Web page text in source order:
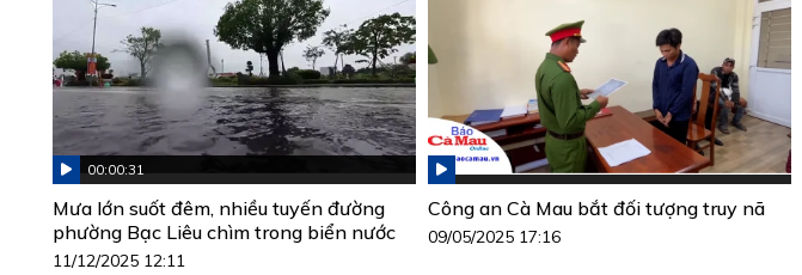
00:00:31
Mưa lớn suốt đêm, nhiều tuyến đường
phường Bạc Liêu chìm trong biển nước
11/12/2025 12:11
Công an Cà Mau bắt đối tượng truy nã
09/05/2025 17:16